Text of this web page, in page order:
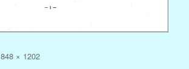
フ
848 × 1202